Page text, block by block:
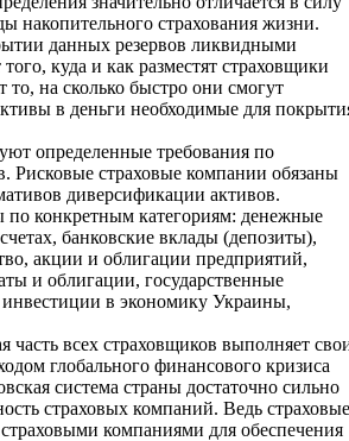
накопительного страхования жизни.
данных резервов ликвидными
куда и как разместят страховщики
то, на сколько быстро они смогут
в деньги необходимые для
определенные требования по
Рисковые страховые компании обязаны
диверсификации активов.
по конкретным категориям: денежные
банковские вклады (депозиты),
акции и облигации предприятий,
и облигации, государственные
в экономику Украины,
часть всех страховщиков выполняет
глобального финансового кризиса
система страны достаточно сильно
страховых компаний. Ведь страховые
компаниями для обеспечения